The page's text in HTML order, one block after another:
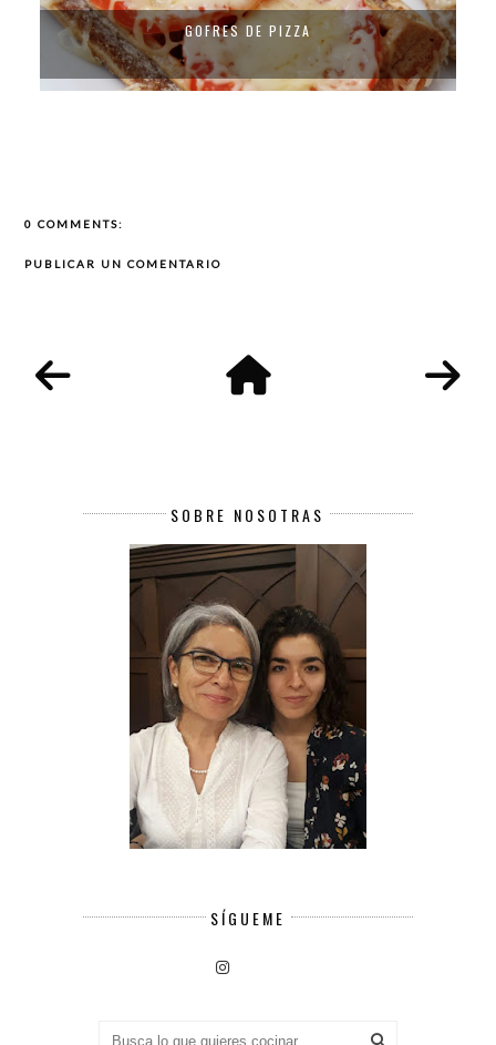
GOFRES (MASA SALADA)
0 COMMENTS:
PUBLICAR UN COMENTARIO
SOBRE NOSOTRAS
SÍGUEME